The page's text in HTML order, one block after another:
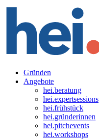
Gründen
Angebote
hei.beratung
hei.expertsessions
hei.frühstück
hei.gründerinnen
hei.pitchevents
hei.workshops